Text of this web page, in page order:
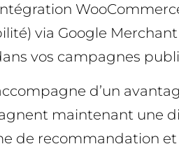
via Google
vos campagnes
d’un
maintenant une
de recommandation